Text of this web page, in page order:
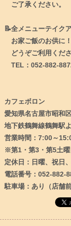
ご了承ください。
📝全メニューテイク
お家ご飯のお供に
どうぞご利用くだ
TEL：052-882-
カフェボロン
愛知県名古屋市昭和
地下鉄鶴舞線鶴舞駅
営業時間：7:00～
※第1・第3・第5土曜
定休日：日曜、祝日
電話番号：052-882-
駐車場：あり（店舗